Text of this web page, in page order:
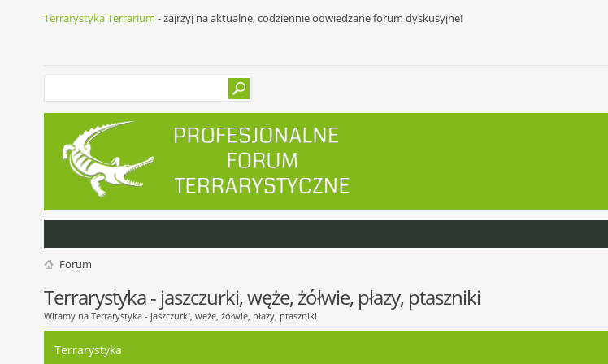
Terrarystyka Terrarium - zajrzyj na aktualne, codziennie odwiedzane forum dyskusyjne!
Forum
Terrarystyka - jaszczurki, węże, żółwie, płazy, ptaszniki
Witamy na Terrarystyka - jaszczurki, węże, żółwie, płazy, ptaszniki
Terrarystyka